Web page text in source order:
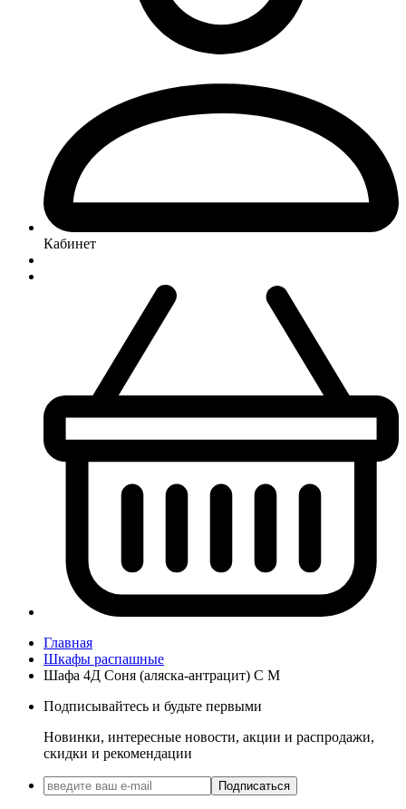
Кабинет
Главная
Шкафы распашные
Шафа 4Д Соня (аляска-антрацит) С М
Подписывайтесь и будьте первыми
Новинки, интересные новости, акции и распродажи,
скидки и рекомендации
Подписаться